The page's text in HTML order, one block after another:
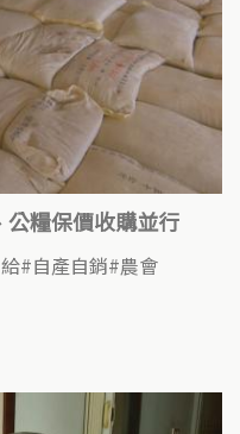
糧保價收購並行
自產自銷 農會